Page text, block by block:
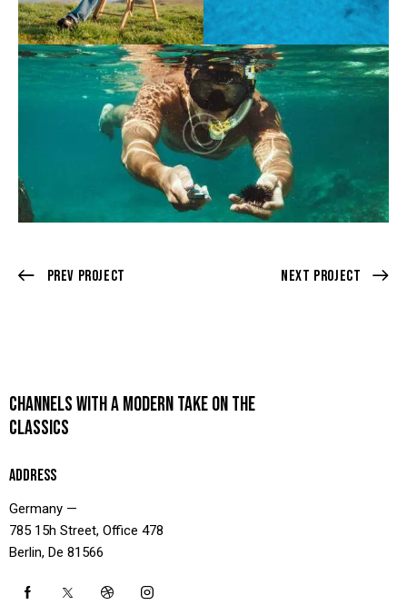
Prev Project Next Project
CHANNELS WITH A MODERN TAKE ON THE
CLASSICS
ADDRESS
Germany —
785 15h Street, Office 478
Berlin, De 81566